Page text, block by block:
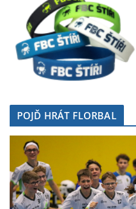
POJĎ HRÁT FLORBAL